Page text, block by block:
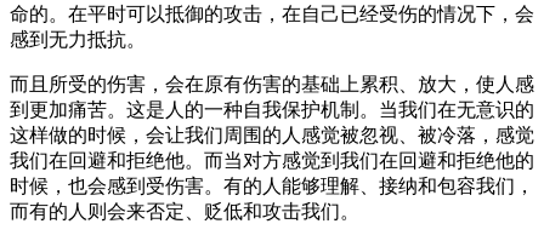
命的。在平时可以抵御的攻击，在自己已经受伤的情况下，会
感到无力抵抗。
而且所受的伤害，会在原有伤害的基础上累积、放大，使人感
到更加痛苦。这是人的一种自我保护机制。当我们在无意识的
这样做的时候，会让我们周围的人感觉被忽视、被冷落，感觉
我们在回避和拒绝他。而当对方感觉到我们在回避和拒绝他的
时候，也会感到受伤害。有的人能够理解、接纳和包容我们，
而有的人则会来否定、贬低和攻击我们。